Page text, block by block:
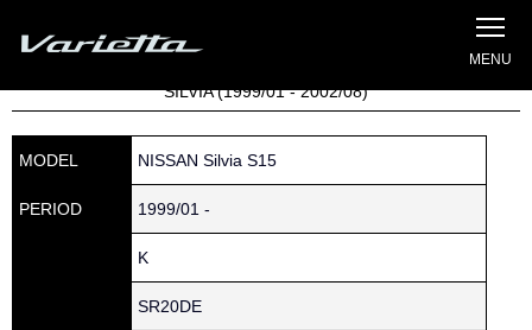
Home
Parts catalog
SILVIA (1999/01 - 2002/08)
MODEL NISSAN Silvia S15
PERIOD 1999/01 -
K
SR20DE